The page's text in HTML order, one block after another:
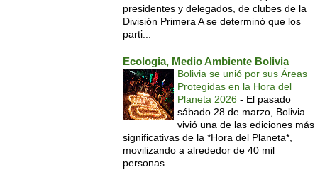
presidentes y delegados, de clubes de la
División Primera A se determinó que los
parti...
Ecologia, Medio Ambiente Bolivia
Bolivia se unió por sus Áreas
Protegidas en la Hora del
Planeta 2026 - El pasado
sábado 28 de marzo, Bolivia
vivió una de las ediciones más
significativas de la *Hora del Planeta*,
movilizando a alrededor de 40 mil
personas...